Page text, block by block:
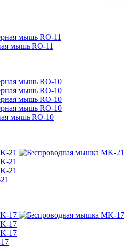
мышь RO-11
мышь RO-10